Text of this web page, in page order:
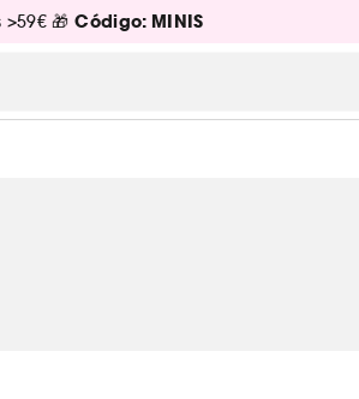
>59€ 🎁Código: MINIS